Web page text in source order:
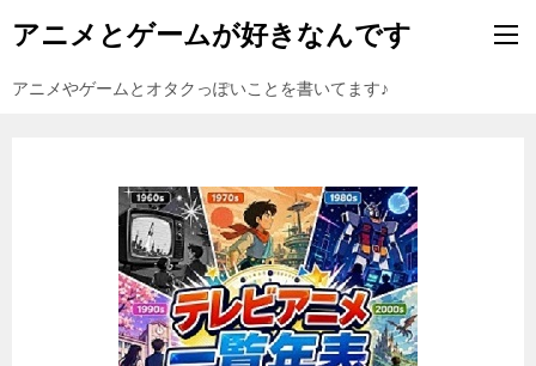
アニメとゲームが好きなんです
アニメやゲームとオタクっぽいことを書いてます♪